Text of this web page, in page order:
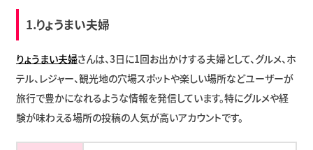
1.りょうまい夫婦
りょうまい夫婦さんは、3日に1回お出かけする夫婦として、グルメ、ホ
テル、レジャー、観光地の穴場スポットや楽しい場所などユーザーが
旅行で豊かになれるような情報を発信しています。特にグルメや経
験が味わえる場所の投稿の人気が高いアカウントです。